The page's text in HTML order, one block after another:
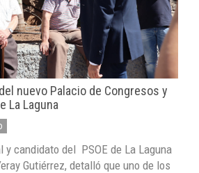
nuevo Palacio de Congresos y
La Laguna
y candidato del PSOE de La Laguna
Gutiérrez, detalló que uno de los